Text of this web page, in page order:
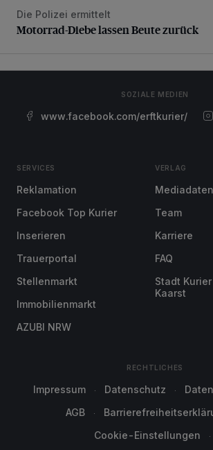
Motorrad-Diebe lassen Beute zurück
Die Polizei ermittelt
Motorrad-Diebe lassen Beute zurück
SOZIALE MEDIEN
www.facebook.com/erftkurier/
SERVICES
Reklamation
Facebook Top Kurier
Inserieren
Trauerportal
Stellenmarkt
Immobilienmarkt
AZUBI NRW
VERLAG
Mediadaten
Team
Karriere
FAQ
Stadt
Kaarst
RECHTLICHES
Impressum Datenschutz
AGB
Cookie-Einstellungen